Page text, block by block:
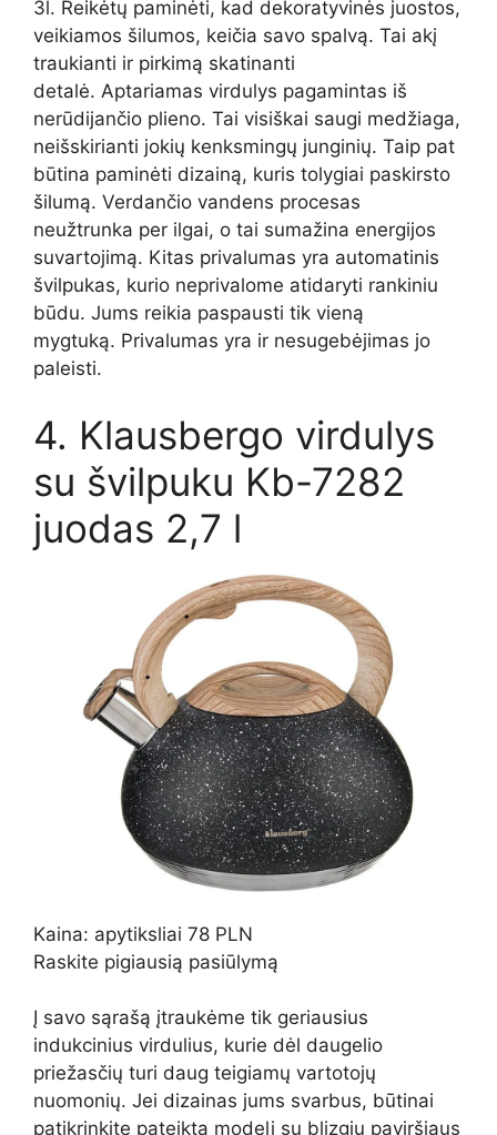
3l. Reikėtų paminėti, kad dekoratyvinės juostos,
veikiamos šilumos, keičia savo spalvą. Tai akį
traukianti ir pirkimą skatinanti
detalė. Aptariamas virdulys pagamintas iš
nerūdijančio plieno. Tai visiškai saugi medžiaga,
neišskirianti jokių kenksmingų junginių. Taip pat
būtina paminėti dizainą, kuris tolygiai paskirsto
šilumą. Verdančio vandens procesas
neužtrunka per ilgai, o tai sumažina energijos
suvartojimą. Kitas privalumas yra automatinis
švilpukas, kurio neprivalome atidaryti rankiniu
būdu. Jums reikia paspausti tik vieną
mygtuką. Privalumas yra ir nesugebėjimas jo
paleisti.
4. Klausbergo virdulys
su švilpuku Kb-7282
juodas 2,7 l
Kaina: apytiksliai 78 PLN
Raskite pigiausią pasiūlymą
Į savo sąrašą įtraukėme tik geriausius
indukcinius virdulius, kurie dėl daugelio
priežasčių turi daug teigiamų vartotojų
nuomonių. Jei dizainas jums svarbus, būtinai
patikrinkite pateiktą modelį su blizgiu paviršiaus